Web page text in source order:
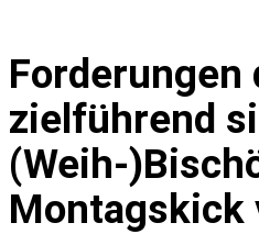
Forderungen
zielführend
(Weih-
Montagskick